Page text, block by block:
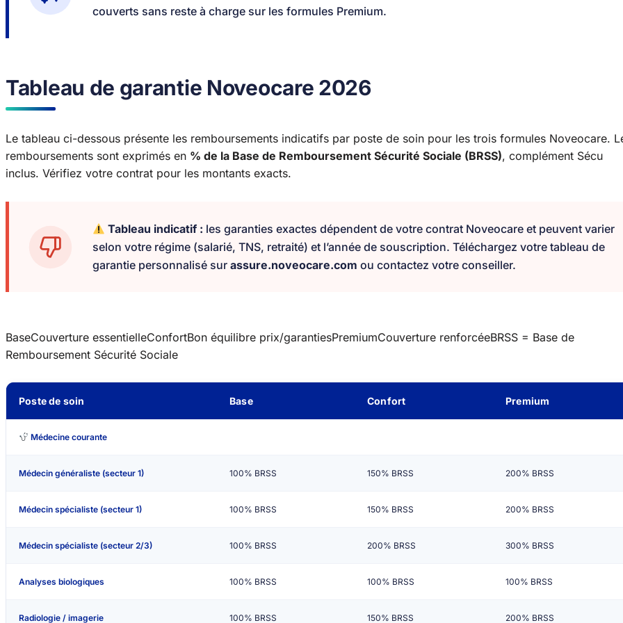
couverts sans reste à charge sur les formules Premium.
Tableau de garantie Noveocare 2026
Le tableau ci-dessous présente les remboursements indicatifs par poste de soin pour les trois formules Noveocare.
remboursements sont exprimés en % de la Base de Remboursement Sécurité Sociale (BRSS), complément Sécu
inclus. Vérifiez votre contrat pour les montants exacts.
Tableau indicatif : les garanties exactes dépendent de votre contrat Noveocare et peuvent varier
selon votre régime (salarié, TNS, retraité) et l’année de souscription. Téléchargez votre tableau de
garantie personnalisé sur assure.noveocare.com ou contactez votre conseiller.
BaseCouverture essentielleConfortBon équilibre prix/garantiesPremiumCouverture renforcéeBRSS = Base de
Remboursement Sécurité Sociale
Poste de soin Base Confort Premium
Médecine courante
Médecin généraliste (secteur 1) 100% BRSS 150% BRSS 200% BRSS
Médecin spécialiste (secteur 1) 100% BRSS 150% BRSS 200% BRSS
Médecin spécialiste (secteur 2/3) 100% BRSS 200% BRSS 300% BRSS
Analyses biologiques 100% BRSS 100% BRSS 100% BRSS
Radiologie / imagerie 100% BRSS 150% BRSS 200% BRSS